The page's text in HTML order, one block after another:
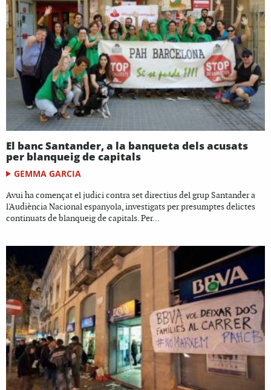
El banc Santander, a la banqueta dels acusats
per blanqueig de capitals
GEMMA GARCIA
Avui ha començat el judici contra set directius del grup Santander a
l'Audiència Nacional espanyola, investigats per presumptes delictes
continuats de blanqueig de capitals. Per...